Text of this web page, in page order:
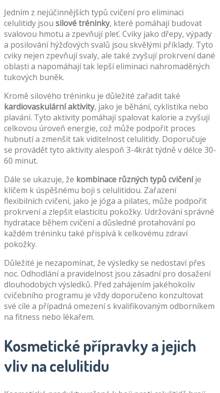
Jedním z nejúčinnějších typů cvičení pro eliminaci
celulitidy jsou silové tréninky, které pomáhají budovat
svalovou hmotu a zpevňují pleť. Cviky jako dřepy, výpady
a posilování hýžďových svalů jsou skvělými příklady. Tyto
cviky nejen zpevňují svaly, ale také zvyšují prokrvení dané
oblasti a napomáhají tak lepší eliminaci nahromaděných
tukových buněk.
Kromě silového tréninku je důležité zařadit také
kardiovaskulární aktivity, jako je běhání, cyklistika nebo
plavání. Tyto aktivity pomáhají spalovat kalorie a zvyšují
celkovou úroveň energie, což může podpořit proces
hubnutí a zmenšit tak viditelnost celulitidy. Doporučuje
se provádět tyto aktivity alespoň 3-4krát týdně v délce 30-
60 minut.
Dále se ukazuje, že kombinace různých typů cvičeníje
klíčem k úspěšnému boji s celulitidou. Zařazení
flexibilních cvičení, jako je jóga a pilates, může podpořit
prokrvení a zlepšit elasticitu pokožky. Udržování správné
hydratace během cvičení a důsledné protahování po
každém tréninku také přispívá k celkovému zdraví
pokožky.
Důležité je nezapomínat, že výsledky se nedostaví přes
noc. Odhodlání a pravidelnost jsou zásadní pro dosažení
dlouhodobých výsledků. Před zahájením jakéhokoliv
cvičebního programu je vždy doporučeno konzultovat
své cíle a případná omezení s kvalifikovaným odborníkem
na fitness nebo lékařem.
Kosmetické přípravky a jejich
vliv na celulitidu